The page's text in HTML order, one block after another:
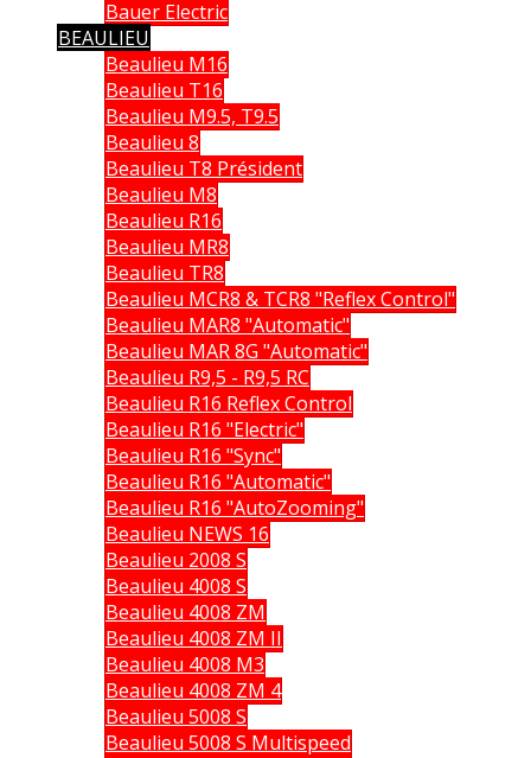
Bauer Electric
BEAULIEU
Beaulieu M16
Beaulieu T16
Beaulieu M9.5, T9.5
Beaulieu 8
Beaulieu T8 Président
Beaulieu M8
Beaulieu R16
Beaulieu MR8
Beaulieu TR8
Beaulieu MCR8 & TCR8 "Reflex Control"
Beaulieu MAR8 "Automatic"
Beaulieu MAR 8G "Automatic"
Beaulieu R9,5 - R9,5 RC
Beaulieu R16 Reflex Control
Beaulieu R16 "Electric"
Beaulieu R16 "Sync"
Beaulieu R16 "Automatic"
Beaulieu R16 "AutoZooming"
Beaulieu NEWS 16
Beaulieu 2008 S
Beaulieu 4008 S
Beaulieu 4008 ZM
Beaulieu 4008 ZM II
Beaulieu 4008 M3
Beaulieu 4008 ZM 4
Beaulieu 5008 S
Beaulieu 5008 S Multispeed